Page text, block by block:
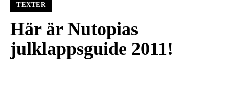
TEXTER
Här är Nutopias
julklappsguide 2011!